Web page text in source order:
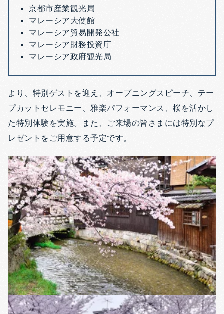
京都市産業観光局
マレーシア大使館
マレーシア貿易開発公社
マレーシア財務投資庁
マレーシア政府観光局
より、特別ゲストを迎え、オープニングスピーチ、テー
プカットセレモニー、雅楽パフォーマンス、桜を活かし
た特別体験を実施。また、ご来場の皆さまには特別なプ
レゼントをご用意する予定です。